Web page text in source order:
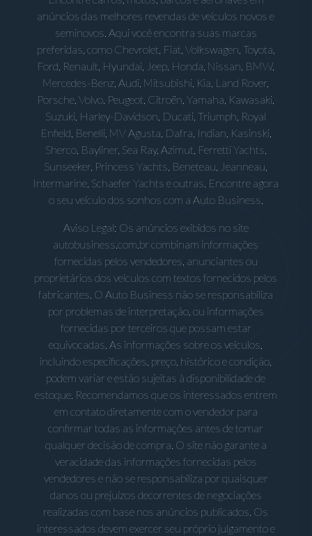
anúncios das melhores revendas de veículos novos e
seminovos. Aqui você encontra suas marcas
preferidas, como Chevrolet, Fiat, Volkswagen, Toyota,
Ford, Renault, Hyundai, Jeep, Honda, Nissan, BMW,
Mercedes-Benz, Audi, Mitsubishi, Kia, Land Rover,
Porsche, Volvo, Peugeot, Citroën, Yamaha, Kawasaki,
Suzuki, Harley-Davidson, Ducati, Triumph, Royal
Enfield, Benelli, MV Agusta, Dafra, Indian, Kasinski,
Sherco, Bayliner, Sea Ray, Azimut, Ferretti Yachts,
Sunseeker, Princess Yachts, Beneteau, Jeanneau,
Intermarine, Schaefer Yachts e outras. Encontre agora
o seu veículo dos sonhos com a Auto Business.
Aviso Legal: Os anúncios exibidos no site
autobusiness.com.br combinam informações
fornecidas pelos vendedores, anunciantes ou
proprietários dos veículos com textos fornecidos pelos
fabricantes. O Auto Business não se responsabiliza
por problemas de interpretação, ou informações
fornecidas por terceiros que possam estar
equivocadas. As informações sobre os veículos,
incluindo especificações, preço, histórico e condição,
podem variar e estão sujeitas à disponibilidade de
estoque. Recomendamos que os interessados entrem
em contato diretamente com o vendedor para
confirmar todas as informações antes de tomar
qualquer decisão de compra. O site não garante a
veracidade das informações fornecidas pelos
vendedores e não se responsabiliza por quaisquer
danos ou prejuízos decorrentes de negociações
realizadas com base nos anúncios publicados. Os
interessados devem exercer seu próprio julgamento e